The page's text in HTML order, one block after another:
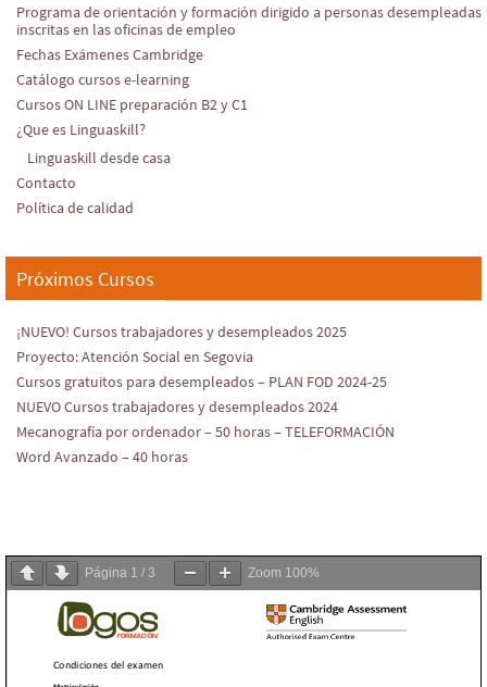
Programa de orientación y formación dirigido a personas desempleadas
inscritas en las oficinas de empleo
Fechas Exámenes Cambridge
Catálogo cursos e-learning
Cursos ON LINE preparación B2 y C1
¿Que es Linguaskill?
Linguaskill desde casa
Contacto
Política de calidad
Próximos Cursos
¡NUEVO! Cursos trabajadores y desempleados 2025
Proyecto: Atención Social en Segovia
Cursos gratuitos para desempleados – PLAN FOD 2024-25
NUEVO Cursos trabajadores y desempleados 2024
Mecanografía por ordenador – 50 horas – TELEFORMACIÓN
Word Avanzado – 40 horas
Página 1 / 3 Zoom 100%